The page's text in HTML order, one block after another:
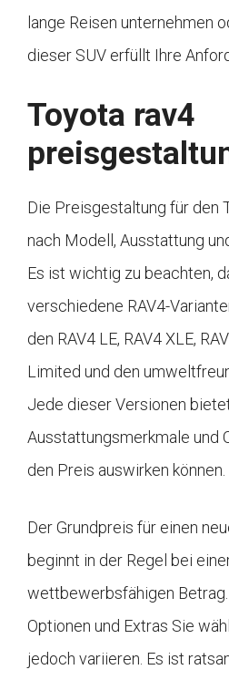
lange Reisen unternehmen
dieser SUV erfüllt Ihre
Toyota rav4
Die Preisgestaltung für den
nach Modell, Ausstattung
Es ist wichtig zu beachten,
verschiedene RAV4-
den RAV4 LE, RAV4 XLE,
Limited und den
Jede dieser Versionen
Ausstattungsmerkmale und
den Preis auswirken können.
Der Grundpreis für einen
beginnt in der Regel bei
wettbewerbsfähigen
Optionen und Extras Sie
jedoch variieren. Es ist